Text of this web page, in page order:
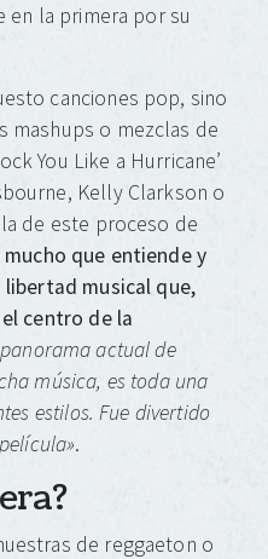
en la primera por su
canciones pop, sino
mashups o mezclas de
You Like a Hurricane’
Kelly Clarkson o
de este proceso de
que entiende y
musical que,
centro de la
actual de
música, es toda una
estilos. Fue divertido
.
de reggaeton o